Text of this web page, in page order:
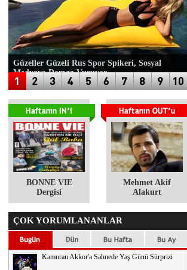
Güzeller Güzeli Rus Spor Spikeri, Sosyal
Medyaya Damga Vuruyor
BONNE VIE
Dergisi
​Mehmet Akif
Alakurt
ÇOK YORUMLANANLAR
Kamuran Akkor'a Sahnede Yaş Günü Sürprizi